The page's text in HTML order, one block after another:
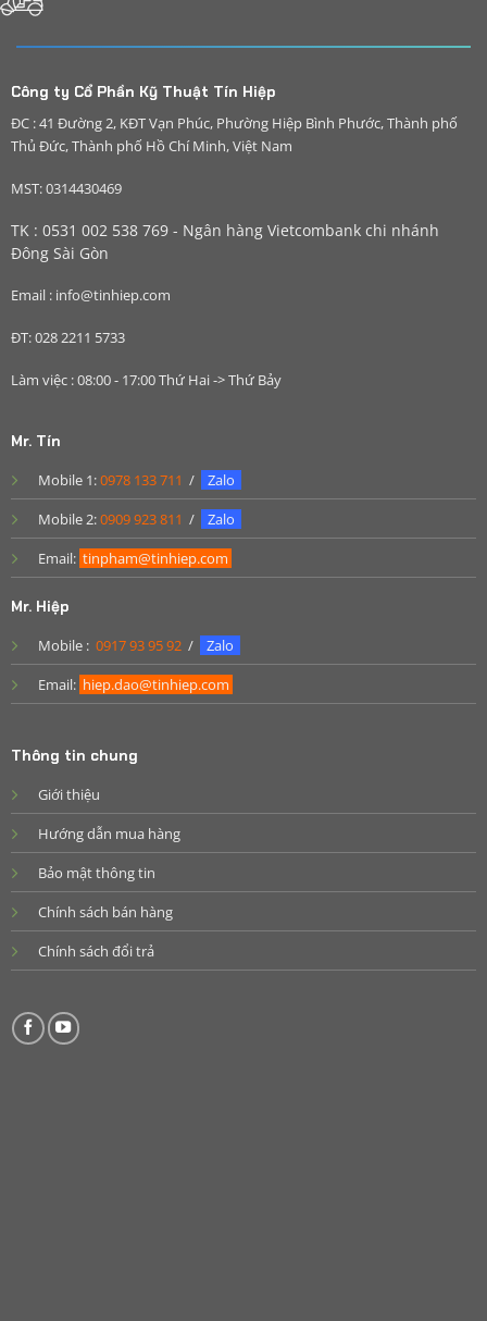
Công ty Cổ Phần Kỹ Thuật Tín Hiệp
ĐC : 41 Đường 2, KĐT Vạn Phúc, Phường Hiệp Bình Phước, Thành phố
Thủ Đức, Thành phố Hồ Chí Minh, Việt Nam
MST: 0314430469
TK : 0531 002 538 769 - Ngân hàng Vietcombank chi nhánh
Đông Sài Gòn
Email : info@tinhiep.com
ĐT: 028 2211 5733
Làm việc : 08:00 - 17:00 Thứ Hai -> Thứ Bảy
Mr. Tín
Mobile 1:0978 133 711 /
Zalo
Mobile 2:0909 923 811 /
Zalo
Email: tinpham@tinhiep.com
Mr. Hiệp
Mobile : 0917 93 95 92/
Zalo
Email: hiep.dao@tinhiep.com
Thông tin chung
Giới thiệu
Hướng dẫn mua hàng
Bảo mật thông tin
Chính sách bán hàng
Chính sách đổi trả